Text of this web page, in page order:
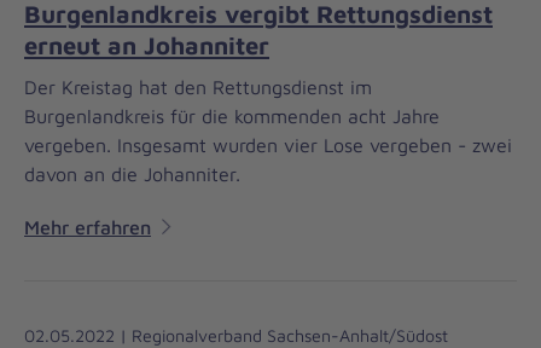
Burgenlandkreis vergibt Rettungsdienst
erneut an Johanniter
Der Kreistag hat den Rettungsdienst im
Burgenlandkreis für die kommenden acht Jahre
vergeben. Insgesamt wurden vier Lose vergeben - zwei
davon an die Johanniter.
Mehr erfahren
02.05.2022 | Regionalverband Sachsen-Anhalt/Südost